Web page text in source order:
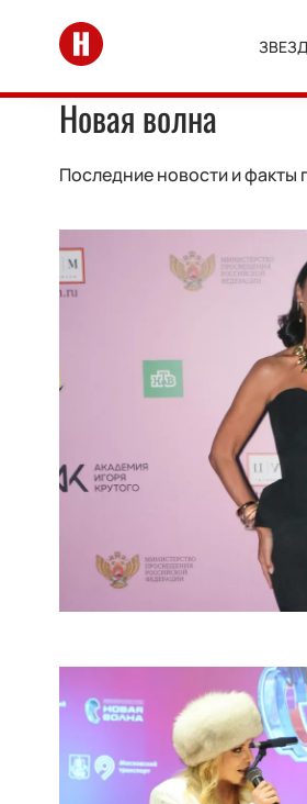
Перейти на главную
Новая волна
Последние новости и факты